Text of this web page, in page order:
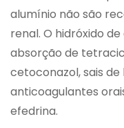
alumínio não são
renal. O hidróxido
absorção de
cetoconazol, sais
anticoagulantes
efedrina.